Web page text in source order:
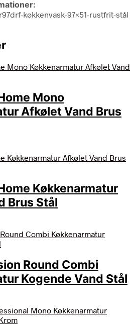
køkkenvask-97×51-rustfrit-stål
Mono
Afkølet Vand Brus
Køkkenarmatur
Brus Stål
Round Combi
Kogende Vand Stål